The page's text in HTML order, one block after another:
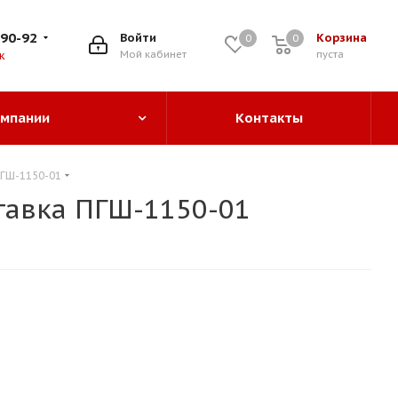
0 Корзина
0
пуста
0
Войти
Мой кабинет
92
Контакты
1150-01
ПГШ-1150-01